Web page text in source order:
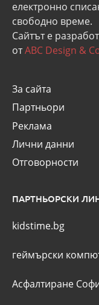
eлектронно
свободно време.
Сайтът е
отABC Design &
За сайта
Партньори
Реклама
Лични данни
Отговорности
ПАРТНЬОРСКИ
kidstime.bg
геймърски
Асфалтиране